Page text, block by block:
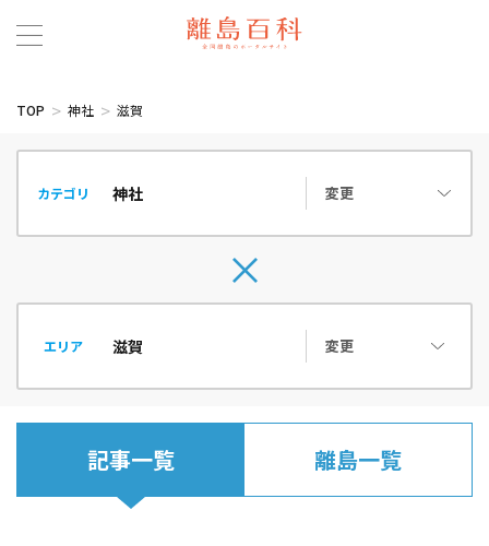
TOP 神社 滋賀
カテゴリ 変更
エリア 変更
記事一覧 離島一覧